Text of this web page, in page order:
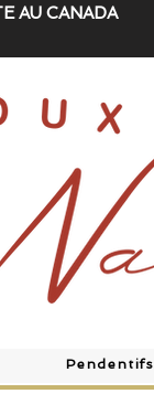
AU CANADA
Pendentifs